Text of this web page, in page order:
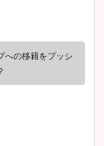
への移籍をプッシ